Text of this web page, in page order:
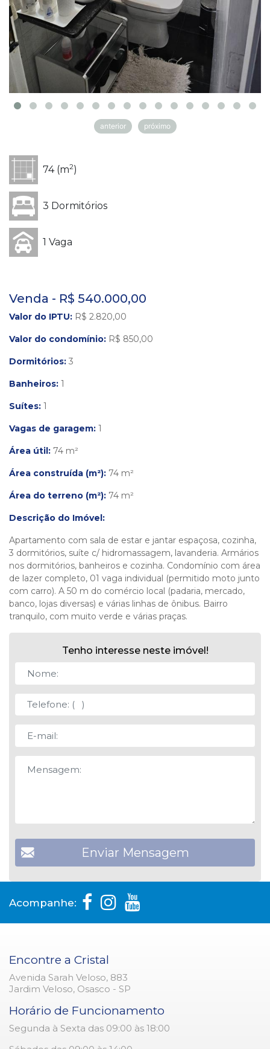
anterior próximo
74 (m2)
3 Dormitórios
1 Vaga
Venda - R$ 540.000,00
Valor do IPTU: R$ 2.820,00
Valor do condomínio: R$ 850,00
Dormitórios: 3
Banheiros: 1
Suítes: 1
Vagas de garagem: 1
Área útil: 74 m²
Área construída (m²): 74 m²
Área do terreno (m²): 74 m²
Descrição do Imóvel:
Apartamento com sala de estar e jantar espaçosa, cozinha,
3 dormitórios, suíte c/ hidromassagem, lavanderia. Armários
nos dormitórios, banheiros e cozinha. Condomínio com área
de lazer completo, 01 vaga individual (permitido moto junto
com carro). A 50 m do comércio local (padaria, mercado,
banco, lojas diversas) e várias linhas de ônibus. Bairro
tranquilo, com muito verde e várias praças.
Tenho interesse neste imóvel!
Acompanhe:
Encontre a Cristal
Avenida Sarah Veloso, 883
Jardim Veloso, Osasco - SP
Horário de Funcionamento
Segunda à Sexta das 09:00 às 18:00